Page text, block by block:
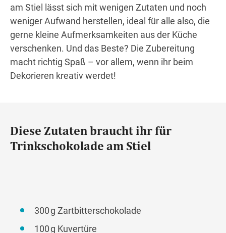
am Stiel lässt sich mit wenigen Zutaten und noch
weniger Aufwand herstellen, ideal für alle also, die
gerne kleine Aufmerksamkeiten aus der Küche
verschenken. Und das Beste? Die Zubereitung
macht richtig Spaß – vor allem, wenn ihr beim
Dekorieren kreativ werdet!
Diese Zutaten braucht ihr für
Trinkschokolade am Stiel
300 g Zartbitterschokolade
100 g Kuvertüre